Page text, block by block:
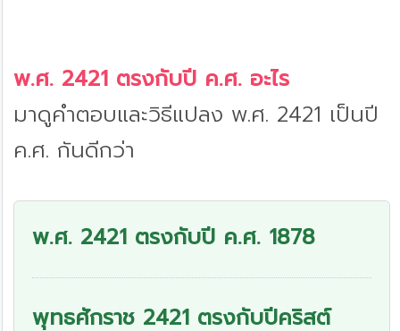
พ.ศ. 2421 ตรงกับปี ค.ศ. อะไร
มาดูคำตอบและวิธีแปลง พ.ศ. 2421 เป็นปี
ค.ศ. กันดีกว่า
พ.ศ. 2421 ตรงกับปี ค.ศ. 1878
พุทธศักราช 2421 ตรงกับปีคริสต์